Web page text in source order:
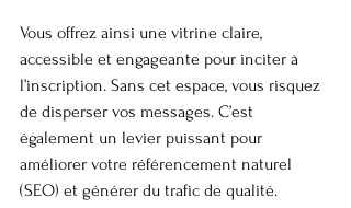
Vous offrez ainsi une vitrine claire,
accessible et engageante pour inciter à
l’inscription. Sans cet espace, vous risquez
de disperser vos messages. C’est
également un levier puissant pour
améliorer votre référencement naturel
(SEO) et générer du trafic de qualité.